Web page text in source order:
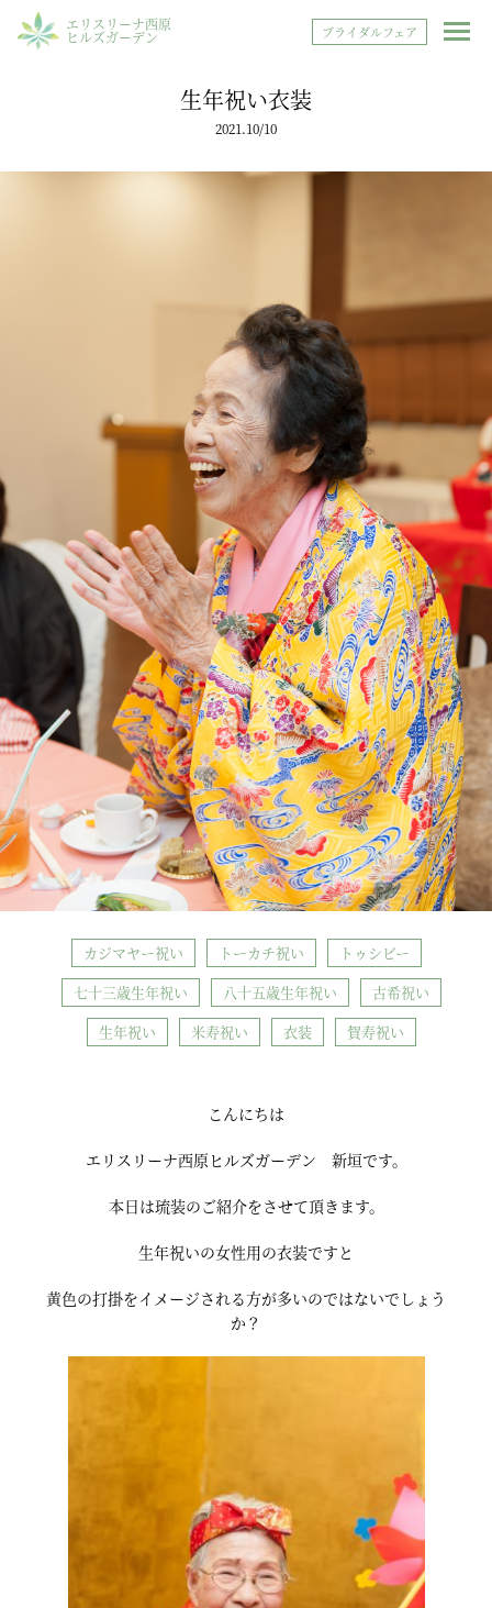
エリスリーナ西原
ヒルズガーデン ブライダルフェア
生年祝い衣装
2021.10/10
カジマヤー祝い トーカチ祝い
トゥシビー
七十三歳生年祝い
八十五歳生年祝い
古希祝い
生年祝い
米寿祝い 衣装 賀寿祝い
こんにちは
エリスリーナ西原ヒルズガーデン 新垣です。
本日は琉装のご紹介をさせて頂きます。
生年祝いの女性用の衣装ですと
黄色の打掛をイメージされる方が多いのではないでしょう
か？